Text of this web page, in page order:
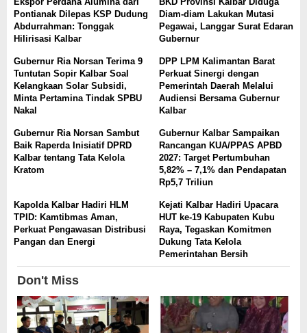
Pontianak Dilepas KSP Dudung
Abdurrahman: Tonggak
Hilirisasi Kalbar
Diam-diam Lakukan Mutasi
Pegawai, Langgar Surat Edaran
Gubernur
Gubernur Ria Norsan Terima 9
Tuntutan Sopir Kalbar Soal
Kelangkaan Solar Subsidi,
Minta Pertamina Tindak SPBU
Nakal
DPP LPM Kalimantan Barat
Perkuat Sinergi dengan
Pemerintah Daerah Melalui
Audiensi Bersama Gubernur
Kalbar
Gubernur Ria Norsan Sambut
Baik Raperda Inisiatif DPRD
Kalbar tentang Tata Kelola
Kratom
Gubernur Kalbar Sampaikan
Rancangan KUA/PPAS APBD
2027: Target Pertumbuhan
5,82% – 7,1% dan Pendapatan
Rp5,7 Triliun
Kapolda Kalbar Hadiri HLM
TPID: Kamtibmas Aman,
Perkuat Pengawasan Distribusi
Pangan dan Energi
Kejati Kalbar Hadiri Upacara
HUT ke-19 Kabupaten Kubu
Raya, Tegaskan Komitmen
Dukung Tata Kelola
Pemerintahan Bersih
Don't Miss